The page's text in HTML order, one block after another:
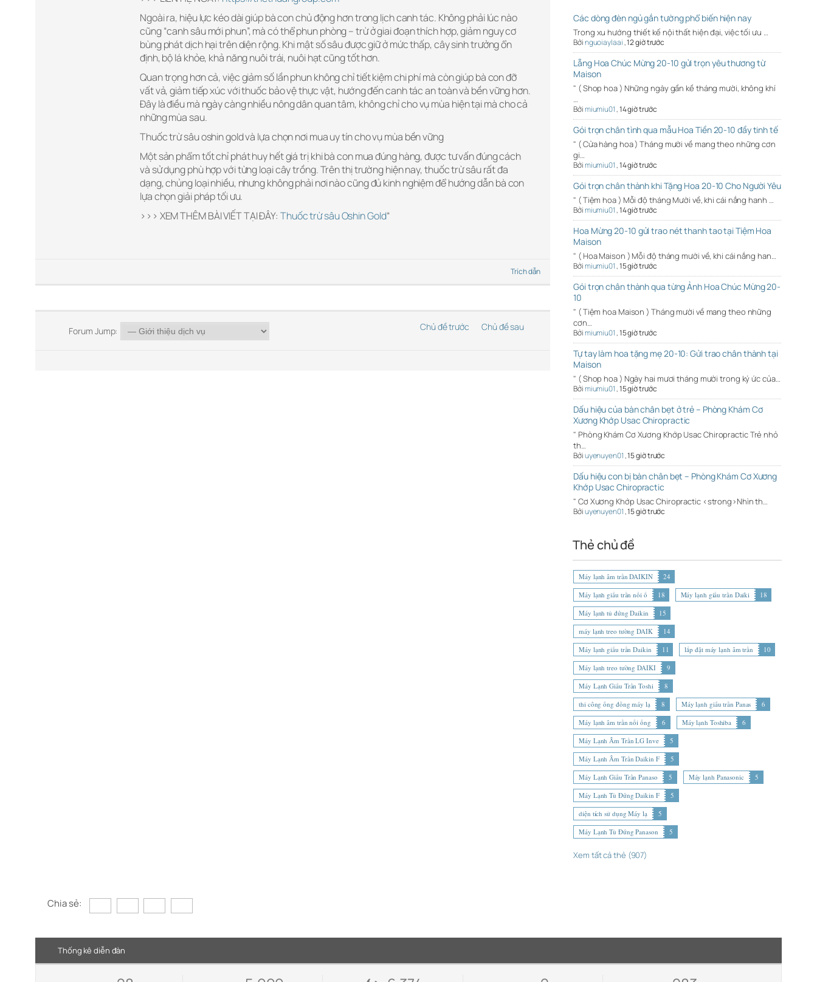
Ngoài ra, hiệu lực kéo dài giúp bà con chủ động hơn trong lịch canh tác. Không phải lúc nào
cũng “canh sâu mới phun”, mà có thể phun phòng – trừ ở giai đoạn thích hợp, giảm nguy cơ
bùng phát dịch hại trên diện rộng. Khi mật số sâu được giữ ở mức thấp, cây sinh trưởng ổn
định, bộ lá khỏe, khả năng nuôi trái, nuôi hạt cũng tốt hơn.
Quan trọng hơn cả, việc giảm số lần phun không chỉ tiết kiệm chi phí mà còn giúp bà con đỡ
vất vả, giảm tiếp xúc với thuốc bảo vệ thực vật, hướng đến canh tác an toàn và bền vững hơn.
Đây là điều mà ngày càng nhiều nông dân quan tâm, không chỉ cho vụ mùa hiện tại mà cho cả
những mùa sau.
Thuốc trừ sâu oshin gold và lựa chọn nơi mua uy tín cho vụ mùa bền vững
Một sản phẩm tốt chỉ phát huy hết giá trị khi bà con mua đúng hàng, được tư vấn đúng cách
và sử dụng phù hợp với từng loại cây trồng. Trên thị trường hiện nay, thuốc trừ sâu rất đa
dạng, chủng loại nhiều, nhưng không phải nơi nào cũng đủ kinh nghiệm để hướng dẫn bà con
lựa chọn giải pháp tối ưu.
>>> XEM THÊM BÀI VIẾT TẠI ĐÂY: Thuốc trừ sâu Oshin Gold“
Trích dẫn
Forum Jump: Chủ đề trước Chủ đề sau
Các dòng đèn ngủ gắn tường phổ biến hiện nay
Trong xu hướng thiết kế nội thất hiện đại, việc tối ưu …
Bởinguoiaylaai,12 giờ trước
Lẵng Hoa Chúc Mừng 20-10 gửi trọn yêu thương từ
Maison
" ( Shop hoa ) Những ngày gần kề tháng mười, không khí
…
Bởimiumiu01,14 giờ trước
Gói trọn chân tình qua mẫu Hoa Tiền 20-10 đầy tinh tế
" ( Cửa hàng hoa ) Tháng mười về mang theo những cơn
gi…
Bởimiumiu01,14 giờ trước
Gói trọn chân thành khi Tặng Hoa 20-10 Cho Người Yêu
" ( Tiệm hoa ) Mỗi độ tháng Mười về, khi cái nắng hanh …
Bởimiumiu01,14 giờ trước
Hoa Mừng 20-10 gửi trao nét thanh tao tại Tiệm Hoa
Maison
" ( Hoa Maison ) Mỗi độ tháng mười về, khi cái nắng han…
Bởimiumiu01,15 giờ trước
Gói trọn chân thành qua từng Ảnh Hoa Chúc Mừng 20-
10
" ( Tiệm hoa Maison ) Tháng mười về mang theo những
cơn…
Bởimiumiu01,15 giờ trước
Tự tay làm hoa tặng mẹ 20-10: Gửi trao chân thành tại
Maison
" ( Shop hoa ) Ngày hai mươi tháng mười trong ký ức của…
Bởimiumiu01,15 giờ trước
Dấu hiệu của bàn chân bẹt ở trẻ – Phòng Khám Cơ
Xương Khớp Usac Chiropractic
" Phòng Khám Cơ Xương Khớp Usac Chiropractic Trẻ nhỏ
th…
Bởiuyenuyen01,15 giờ trước
Dấu hiệu con bị bàn chân bẹt – Phòng Khám Cơ Xương
Khớp Usac Chiropractic
" Cơ Xương Khớp Usac Chiropractic <strong>Nhìn th…
Bởiuyenuyen01,15 giờ trước
Thẻ chủ đề
Máy lạnh âm trần DAIKIN
24
Máy lạnh giấu trần nối ố
18 Máy lạnh giấu trần Daiki
18
Máy lạnh tủ đứng Daikin
15
máy lạnh treo tường DAIK
14
Máy lạnh giấu trần Daikin
11 lắp đặt máy lạnh âm trần
10
Máy lạnh treo tường DAIKI
9
Máy Lạnh Giấu Trần Toshi
8
thi công ống đồng máy lạ
8 Máy lạnh giấu trần Panas
6
Máy lạnh âm trần nối ống
6 Máy lạnh Toshiba
6
Máy Lạnh Âm Trần LG Inve
5
Máy Lạnh Âm Trần Daikin F
5
Máy Lạnh Giấu Trần Panaso
5 Máy lạnh Panasonic
5
Máy Lạnh Tủ Đứng Daikin F
5
diện tích sử dụng Máy lạ
5
Máy Lạnh Tủ Đứng Panason
5
Xem tất cả thẻ (907)
Chia sẻ:
Thống kê diễn đàn